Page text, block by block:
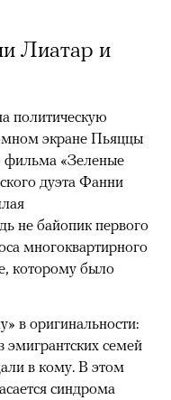
Лиатар и
политическую
экране Пьяццы
фильма «Зеленые
дуэта Фанни
не байопик первого
многоквартирного
которому было
в оригинальности:
семей
в кому. В этом
синдрома